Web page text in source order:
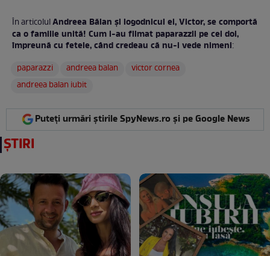
În articolulAndreea Bălan şi logodnicul ei, Victor, se comportă
ca o familie unită! Cum i-au filmat paparazzii pe cei doi,
împreună cu fetele, când credeau că nu-i vede nimeni:
paparazzi
andreea balan
victor cornea
andreea balan iubit
Puteți urmări știrile SpyNews.ro și pe Google News
ȘTIRI